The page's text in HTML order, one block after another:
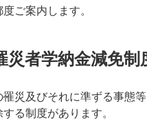
ご案内します。
災者学納金減免制
災及びそれに準ずる事態
る制度があります。